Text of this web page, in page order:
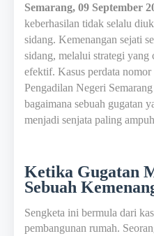
Semarang, 09 September
keberhasilan tidak selalu
sidang. Kemenangan sejati
sidang, melalui strategi yang
efektif. Kasus perdata
Pengadilan Negeri
bagaimana sebuah gugatan
menjadi senjata paling
Ketika Gugatan
Sebuah
Sengketa ini bermula dari
pembangunan rumah.